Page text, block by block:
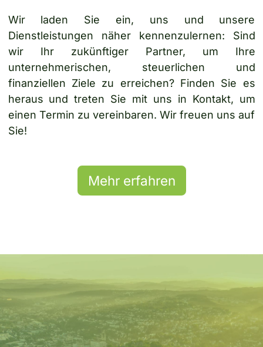
Wir laden Sie ein, uns und unsere
Dienstleistungen näher kennenzulernen: Sind
wir Ihr zukünftiger Partner, um Ihre
unternehmerischen, steuerlichen und
finanziellen Ziele zu erreichen? Finden Sie es
heraus und treten Sie mit uns in Kontakt, um
einen Termin zu vereinbaren. Wir freuen uns auf
Sie!
Mehr erfahren